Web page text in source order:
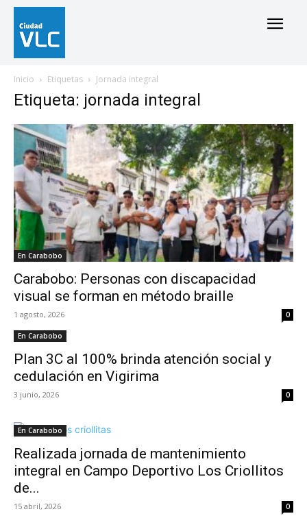
Inicio Etiquetas Jornada integral
Etiqueta: jornada integral
En Carabobo
Carabobo: Personas con discapacidad
visual se forman en método braille
1 agosto, 2026 0
En Carabobo
Plan 3C al 100% brinda atención social y
cedulación en Vigirima
3 junio, 2026 0
En Carabobo
Realizada jornada de mantenimiento
integral en Campo Deportivo Los Criollitos
de...
15 abril, 2026 0